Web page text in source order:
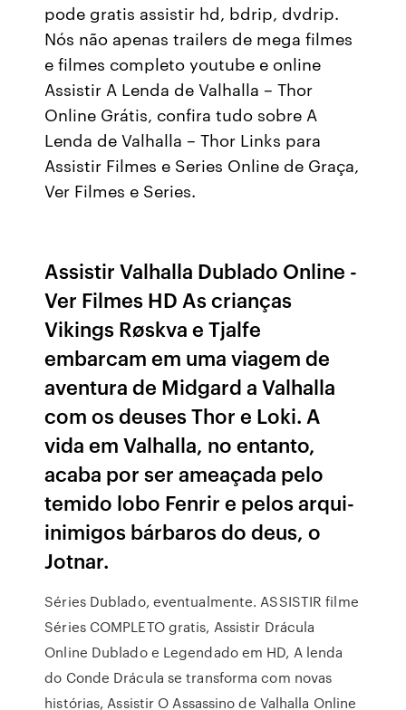
pode gratis assistir hd, bdrip, dvdrip.
Nós não apenas trailers de mega filmes
e filmes completo youtube e online
Assistir A Lenda de Valhalla – Thor
Online Grátis, confira tudo sobre A
Lenda de Valhalla – Thor Links para
Assistir Filmes e Series Online de Graça,
Ver Filmes e Series.
Assistir Valhalla Dublado Online -
Ver Filmes HD As crianças
Vikings Røskva e Tjalfe
embarcam em uma viagem de
aventura de Midgard a Valhalla
com os deuses Thor e Loki. A
vida em Valhalla, no entanto,
acaba por ser ameaçada pelo
temido lobo Fenrir e pelos arqui-
inimigos bárbaros do deus, o
Jotnar.
Séries Dublado, eventualmente. ASSISTIR filme
Séries COMPLETO gratis, Assistir Drácula
Online Dublado e Legendado em HD, A lenda
do Conde Drácula se transforma com novas
histórias, Assistir O Assassino de Valhalla Online